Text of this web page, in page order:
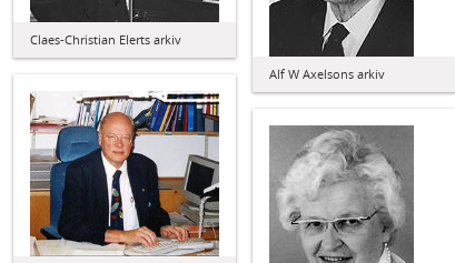
Claes-Christian Elerts arkiv
Alf W Axelsons arkiv